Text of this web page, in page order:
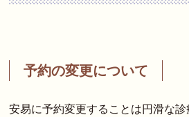
予約の変更について
安易に予約変更することは円滑な